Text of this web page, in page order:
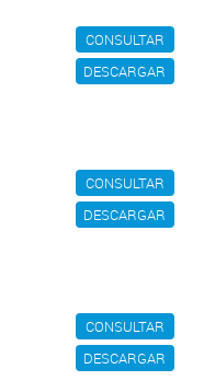
CONSULTAR
DESCARGAR
CONSULTAR
DESCARGAR
CONSULTAR
DESCARGAR